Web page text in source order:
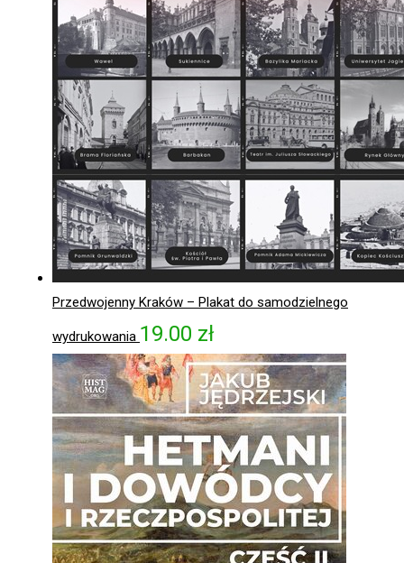
Przedwojenny Kraków – Plakat do samodzielnego
wydrukowania 19.00 zł